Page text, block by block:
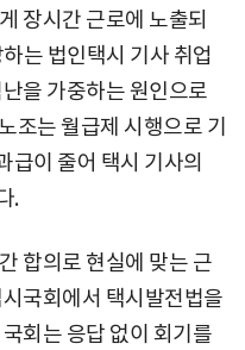
장시간 근로에 노출되
는 법인택시 기사 취업
을 가중하는 원인으로
조는 월급제 시행으로 기
급이 줄어 택시 기사의
.
합의로 현실에 맞는 근
국회에서 택시발전법을
회는 응답 없이 회기를